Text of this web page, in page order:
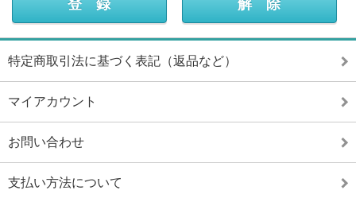
特定商取引法に基づく表記（返品など）
マイアカウント
お問い合わせ
支払い方法について